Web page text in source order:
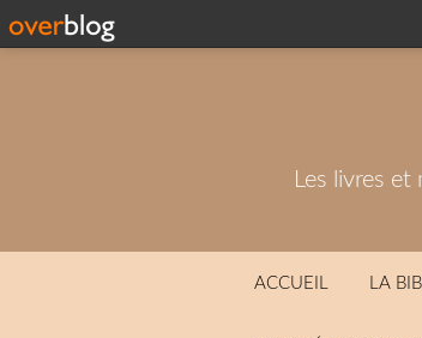
Les livres
ACCUEIL LA